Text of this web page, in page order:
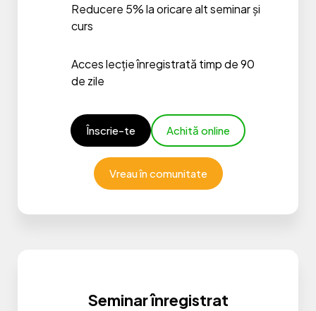
Reducere 5% la oricare alt seminar și
curs
Acces lecție înregistrată timp de 90
de zile
Înscrie-te Achită online
Vreau în comunitate
Seminar înregistrat